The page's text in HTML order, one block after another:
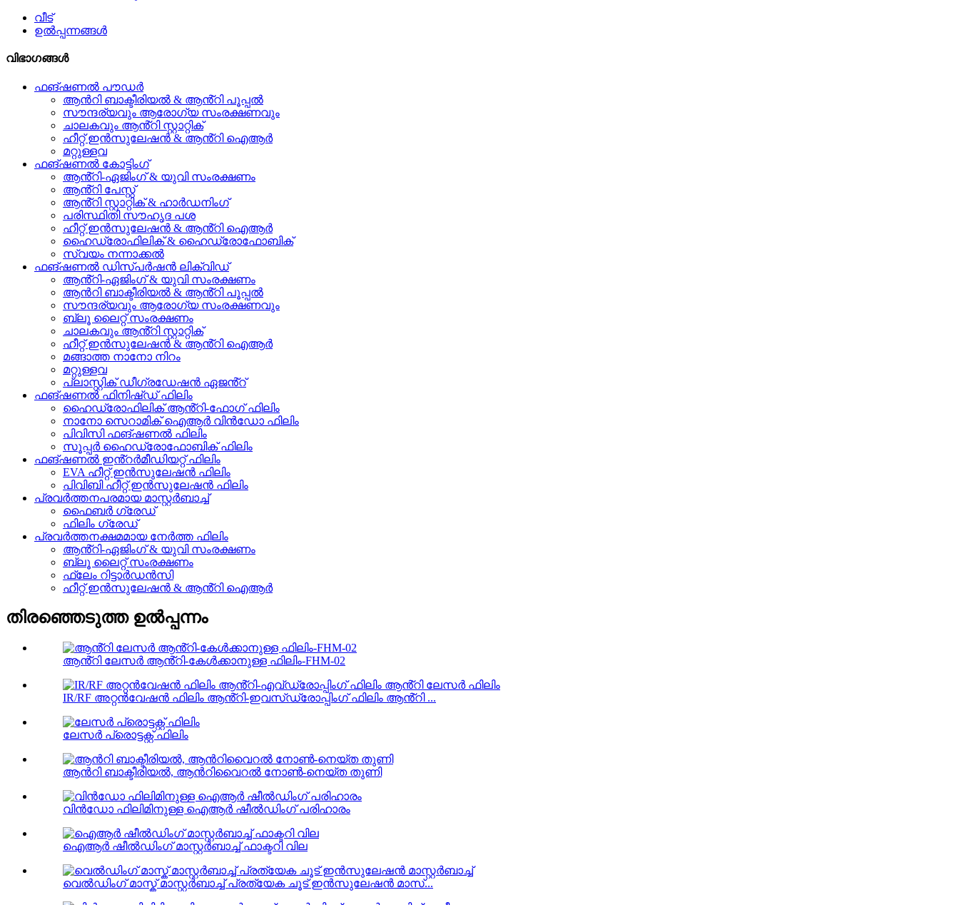
വീട്
ഉൽപ്പന്നങ്ങൾ
വിഭാഗങ്ങൾ
ഫങ്ഷണൽ പൗഡർ
ആൻറി ബാക്ടീരിയൽ & ആൻ്റി പൂപ്പൽ
സൗന്ദര്യവും ആരോഗ്യ സംരക്ഷണവും
ചാലകവും ആൻ്റി സ്റ്റാറ്റിക്
ഹീറ്റ് ഇൻസുലേഷൻ & ആൻ്റി ഐആർ
മറ്റുള്ളവ
ഫങ്ഷണൽ കോട്ടിംഗ്
ആൻ്റി-ഏജിംഗ് & യുവി സംരക്ഷണം
ആൻ്റി പേസ്റ്റ്
ആൻ്റി സ്റ്റാറ്റിക് & ഹാർഡനിംഗ്
പരിസ്ഥിതി സൗഹൃദ പശ
ഹീറ്റ് ഇൻസുലേഷൻ & ആൻ്റി ഐആർ
ഹൈഡ്രോഫിലിക് & ഹൈഡ്രോഫോബിക്
സ്വയം നന്നാക്കൽ
ഫങ്ഷണൽ ഡിസ്പർഷൻ ലിക്വിഡ്
ആൻ്റി-ഏജിംഗ് & യുവി സംരക്ഷണം
ആൻറി ബാക്ടീരിയൽ & ആൻ്റി പൂപ്പൽ
സൗന്ദര്യവും ആരോഗ്യ സംരക്ഷണവും
ബ്ലൂ ലൈറ്റ് സംരക്ഷണം
ചാലകവും ആൻ്റി സ്റ്റാറ്റിക്
ഹീറ്റ് ഇൻസുലേഷൻ & ആൻ്റി ഐആർ
മങ്ങാത്ത നാനോ നിറം
മറ്റുള്ളവ
പ്ലാസ്റ്റിക് ഡീഗ്രഡേഷൻ ഏജൻ്റ്
ഫങ്ഷണൽ ഫിനിഷ്ഡ് ഫിലിം
ഹൈഡ്രോഫിലിക് ആൻ്റി-ഫോഗ് ഫിലിം
നാനോ സെറാമിക് ഐആർ വിൻഡോ ഫിലിം
പിവിസി ഫങ്ഷണൽ ഫിലിം
സൂപ്പർ ഹൈഡ്രോഫോബിക് ഫിലിം
ഫങ്ഷണൽ ഇൻ്റർമീഡിയറ്റ് ഫിലിം
EVA ഹീറ്റ് ഇൻസുലേഷൻ ഫിലിം
പിവിബി ഹീറ്റ് ഇൻസുലേഷൻ ഫിലിം
പ്രവർത്തനപരമായ മാസ്റ്റർബാച്ച്
ഫൈബർ ഗ്രേഡ്
ഫിലിം ഗ്രേഡ്
പ്രവർത്തനക്ഷമമായ നേർത്ത ഫിലിം
ആൻ്റി-ഏജിംഗ് & യുവി സംരക്ഷണം
ബ്ലൂ ലൈറ്റ് സംരക്ഷണം
ഫ്ലേം റിട്ടാർഡൻസി
ഹീറ്റ് ഇൻസുലേഷൻ & ആൻ്റി ഐആർ
തിരഞ്ഞെടുത്ത ഉൽപ്പന്നം
ആൻ്റി ലേസർ ആൻ്റി-കേൾക്കാനുള്ള ഫിലിം-FHM-02
IR/RF അറ്റൻവേഷൻ ഫിലിം ആൻ്റി-ഇവസ്‌ഡ്രോപ്പിംഗ് ഫിലിം ആൻ്റി ...
ലേസർ പ്രൊട്ടക്റ്റ് ഫിലിം
ആൻറി ബാക്ടീരിയൽ, ആൻറിവൈറൽ നോൺ-നെയ്ത തുണി
വിൻഡോ ഫിലിമിനുള്ള ഐആർ ഷീൽഡിംഗ് പരിഹാരം
ഐആർ ഷീൽഡിംഗ് മാസ്റ്റർബാച്ച് ഫാക്ടറി വില
വെൽഡിംഗ് മാസ്ക് മാസ്റ്റർബാച്ച് പ്രത്യേക ചൂട് ഇൻസുലേഷൻ മാസ്...